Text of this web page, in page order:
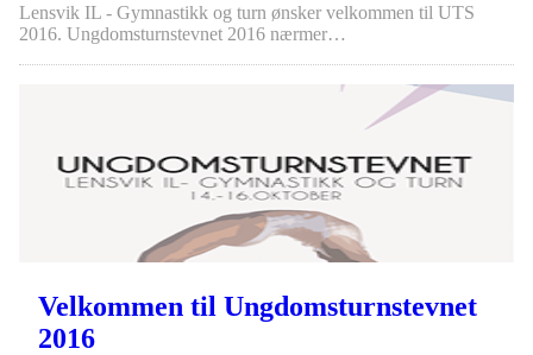
Lensvik IL - Gymnastikk og turn ønsker velkommen til UTS
2016. Ungdomsturnstevnet 2016 nærmer…
Velkommen til Ungdomsturnstevnet
2016